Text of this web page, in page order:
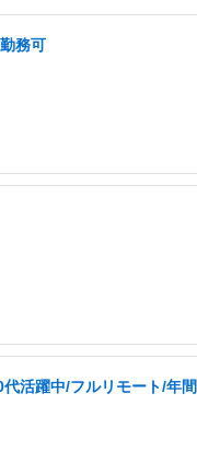
務可
活躍中/フルリモート/年